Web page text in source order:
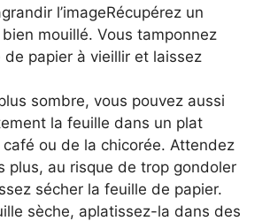
l’imageRécupérez un
mouillé. Vous tamponnez
papier à vieillir et laissez
sombre, vous pouvez aussi
la feuille dans un plat
café ou de la chicorée. Attendez
plus, au risque de trop gondoler
sécher la feuille de papier.
sèche, aplatissez-la dans des